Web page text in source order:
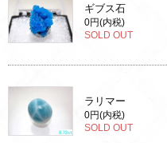
ギブス石
0円(内税)
SOLD OUT
ラリマー
0円(内税)
SOLD OUT